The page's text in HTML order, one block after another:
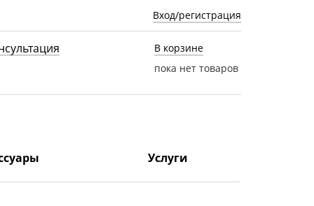
Вход/регистрация
В корзине
пока нет товаров
Услуги